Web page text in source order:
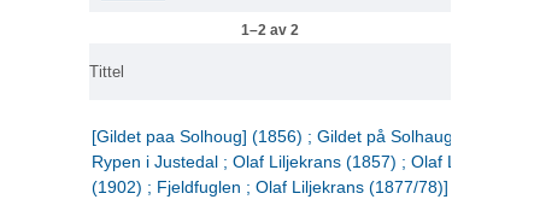
1–2 av 2
Tittel
[Gildet paa Solhoug] (1856) ; Gildet på Solhaug (1883) ;
Rypen i Justedal ; Olaf Liljekrans (1857) ; Olaf Liljekrans
(1902) ; Fjeldfuglen ; Olaf Liljekrans (1877/78)]